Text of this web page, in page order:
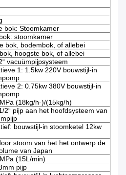
bok: Stoomkamer
stoomkamer
bok, bodembok, of allebei
hoogste bok, of allebei
vacuümpijpsysteem
1: 1.5kw 220V bouwstijl-in
2: 0.75kw 380V bouwstijl-in
(18kg/h-)/(15kg/h)
2“ pijp aan het hoofdsysteem van
bouwstijl-in stoomketel 12kw
stoom van het het ontwerp de
van Japan
(15L/min)
pijp